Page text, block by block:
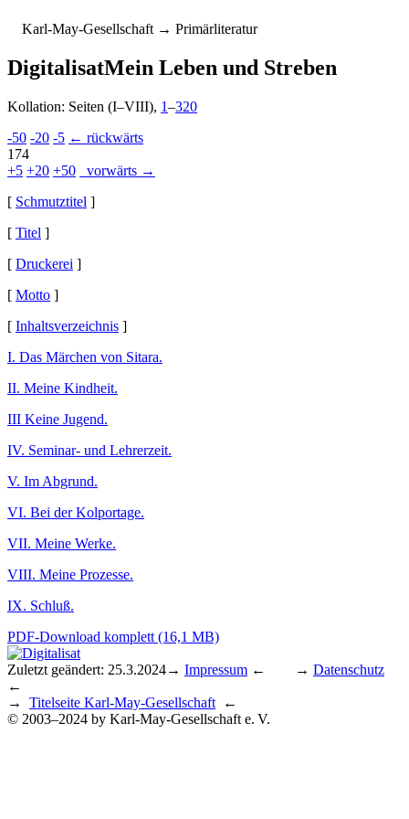
Karl-May-Gesellschaft → Primärliteratur
DigitalisatMein Leben und Streben
Kollation: Seiten (I–VIII), 1–320
-50 -20 -5 ← rückwärts
174
+5 +20 +50
vorwärts →
[ Schmutztitel ]
[ Titel ]
[ Druckerei ]
[ Motto ]
[ Inhaltsverzeichnis ]
I. Das Märchen von Sitara.
II. Meine Kindheit.
III Keine Jugend.
IV. Seminar- und Lehrerzeit.
V. Im Abgrund.
VI. Bei der Kolportage.
VII. Meine Werke.
VIII. Meine Prozesse.
IX. Schluß.
PDF-Download komplett (16,1 MB)
Zuletzt geändert: 25.3.2024→ Impressum ← → Datenschutz
←
→ Titelseite Karl-May-Gesellschaft ←
© 2003–2024 by Karl-May-Gesellschaft e. V.